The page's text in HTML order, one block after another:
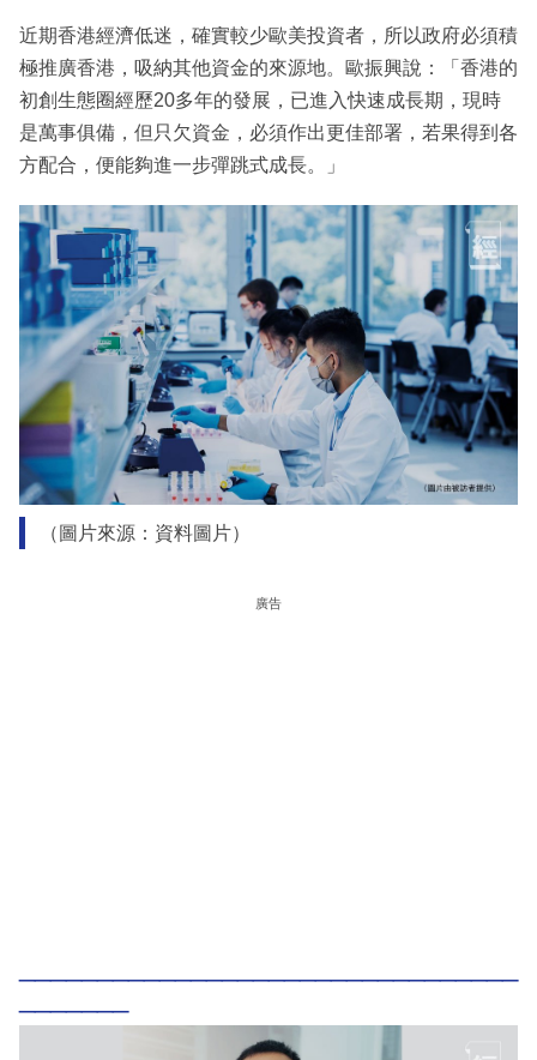
近期香港經濟低迷，確實較少歐美投資者，所以政府必須積
極推廣香港，吸納其他資金的來源地。歐振興說：「香港的
初創生態圈經歷20多年的發展，已進入快速成長期，現時
是萬事俱備，但只欠資金，必須作出更佳部署，若果得到各
方配合，便能夠進一步彈跳式成長。」
（圖片來源：資料圖片）
廣告